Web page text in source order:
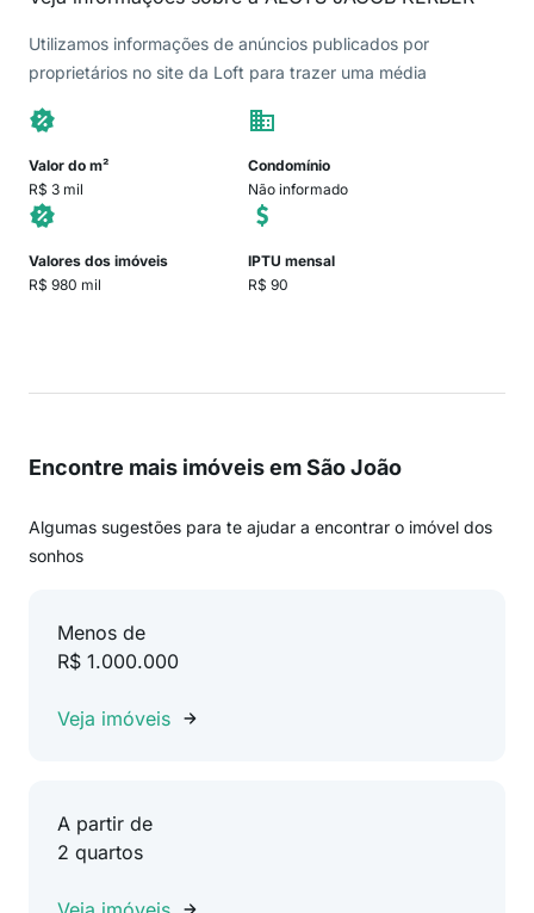
Utilizamos informações de anúncios publicados por
proprietários no site da Loft para trazer uma média
Valor do m²
R$ 3 mil
Condomínio
Não informado
Valores dos imóveis
R$ 980 mil
IPTU mensal
R$ 90
Encontre mais imóveis em São João
Algumas sugestões para te ajudar a encontrar o imóvel dos
sonhos
Menos de
R$ 1.000.000
Veja imóveis
A partir de
2 quartos